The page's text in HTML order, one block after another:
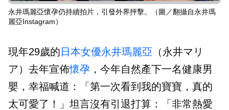
永井瑪麗亞懷孕仍持續拍片，引發外界抨擊。（圖／翻攝自永井瑪
麗亞Instagram）
現年29歲的 日本女優永井瑪麗亞 （永井マリ
ア）去年宣佈懷孕 ，今年自然產下一名健康男
嬰，幸福喊道：「第一次看到我的寶寶，真的
太可愛了！」坦言沒有引退打算：「非常熱愛